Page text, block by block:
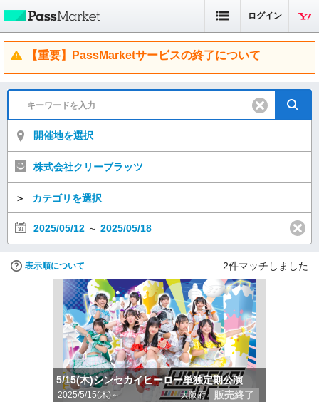
ログイン
【重要】PassMarketサービスの終了について
開催地を選択
株式会社クリーブラッツ
＞ カテゴリを選択
2025/05/12 ～ 2025/05/18
表示順について 2件マッチしました
5/15(木)シンセカイヒーロー単独定期公演
2025/5/15(木)～ 大阪府 販売終了